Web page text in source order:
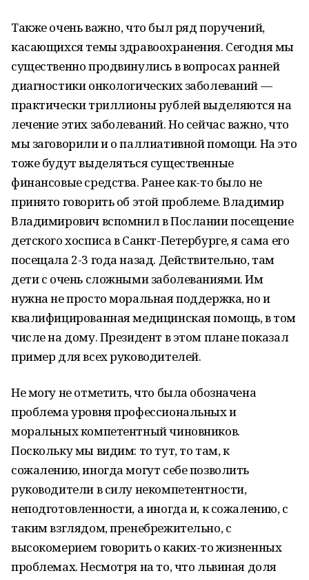
Также очень важно, что был ряд поручений,
касающихся темы здравоохранения. Сегодня мы
существенно продвинулись в вопросах ранней
диагностики онкологических заболеваний —
практически триллионы рублей выделяются на
лечение этих заболеваний. Но сейчас важно, что
мы заговорили и о паллиативной помощи. На это
тоже будут выделяться существенные
финансовые средства. Ранее как-то было не
принято говорить об этой проблеме. Владимир
Владимирович вспомнил в Послании посещение
детского хосписа в Санкт-Петербурге, я сама его
посещала 2-3 года назад. Действительно, там
дети с очень сложными заболеваниями. Им
нужна не просто моральная поддержка, но и
квалифицированная медицинская помощь, в том
числе на дому. Президент в этом плане показал
пример для всех руководителей.
Не могу не отметить, что была обозначена
проблема уровня профессиональных и
моральных компетентный чиновников.
Поскольку мы видим: то тут, то там, к
сожалению, иногда могут себе позволить
руководители в силу некомпетентности,
неподготовленности, а иногда и, к сожалению, с
таким взглядом, пренебрежительно, с
высокомерием говорить о каких-то жизненных
проблемах. Несмотря на то, что львиная доля